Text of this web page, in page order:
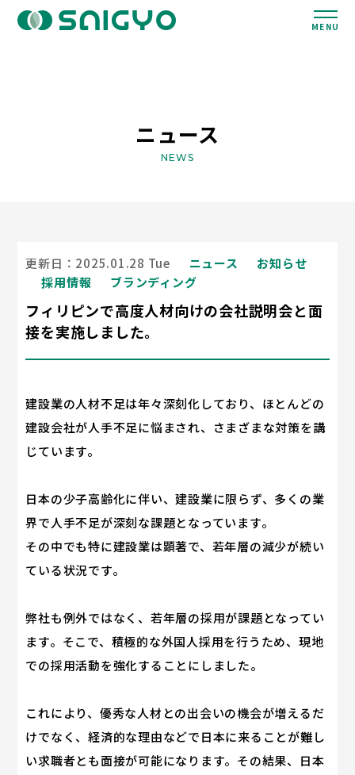
MENU
ニュース
NEWS
更新日：2025.01.28 Tue ニュース
お知らせ
採用情報
ブランディング
フィリピンで高度人材向けの会社説明会と面
接を実施しました。
建設業の人材不足は年々深刻化しており、ほとんどの
建設会社が人手不足に悩まされ、さまざまな対策を講
じています。
日本の少子高齢化に伴い、建設業に限らず、多くの業
界で人手不足が深刻な課題となっています。
その中でも特に建設業は顕著で、若年層の減少が続い
ている状況です。
弊社も例外ではなく、若年層の採用が課題となってい
ます。そこで、積極的な外国人採用を行うため、現地
での採用活動を強化することにしました。
これにより、優秀な人材との出会いの機会が増えるだ
けでなく、経済的な理由などで日本に来ることが難し
い求職者とも面接が可能になります。その結果、日本